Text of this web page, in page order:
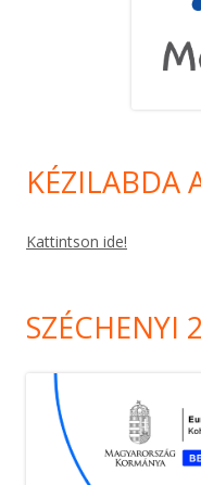
KÉZILABDA
Kattintson ide!
SZÉCHENYI